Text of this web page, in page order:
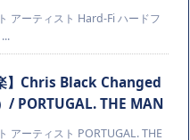
アーティスト Hard-Fi ハードフ
】Chris Black Changed
/ PORTUGAL. THE MAN
アーティスト PORTUGAL. THE